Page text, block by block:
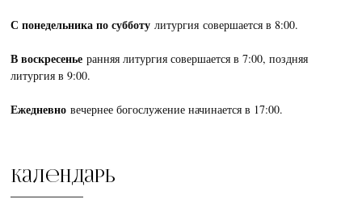
С понедельника по субботулитургия совершается в 8:00.
В воскресеньеранняя литургия совершается в 7:00, поздняя
литургия в 9:00.
Ежедневновечернее богослужение начинается в 17:00.
Календарь